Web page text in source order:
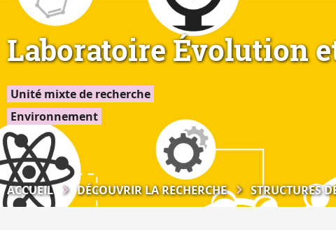
Laboratoire Évolution
Unité mixte de recherche
Environnement
ACCUEIL DÉCOUVRIR LA RECHERCHE STRUCTURES